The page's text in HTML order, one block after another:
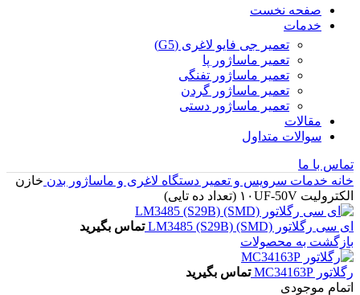
صفحه نخست
خدمات
تعمیر جی فایو لاغری (G5)
تعمیر ماساژور پا
تعمیر ماساژور تفنگی
تعمیر ماساژور گردن
تعمیر ماساژور دستی
مقالات
سوالات متداول
تماس با ما
خانه خدمات سرویس و تعمیر دستگاه لاغری و ماساژور بدن خازن
الکترولیت ۱۰UF-50V (تعداد ده تایی)
ای سی رگلاتور LM3485 (S29B) (SMD)
تماس بگیرید
بازگشت به محصولات
رگلاتور MC34163P
تماس بگیرید
اتمام موجودی